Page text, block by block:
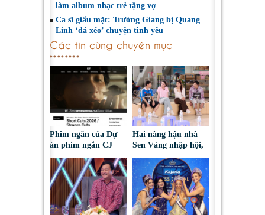
làm album nhạc trẻ tặng vợ
Ca sĩ giấu mặt: Trường Giang bị Quang
Linh ‘đá xéo’ chuyện tình yêu
Các tin cùng chuyên mục
Phim ngắn của Dự
án phim ngắn CJ
tiếp tục được đề cử
tại LHP quốc tế
Toronto 2026
Hai nàng hậu nhà
Sen Vàng nhập hội,
cùng Duniverse
chinh phục khán giả